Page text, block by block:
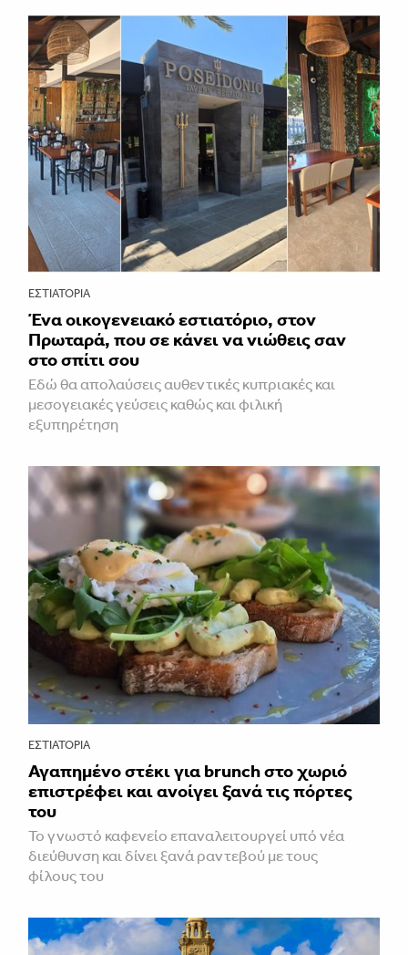
ΕΣΤΙΑΤΌΡΙΑ
Ένα οικογενειακό εστιατόριο, στον
Πρωταρά, που σε κάνει να νιώθεις σαν
στο σπίτι σου
Εδώ θα απολαύσεις αυθεντικές κυπριακές και
μεσογειακές γεύσεις καθώς και φιλική
εξυπηρέτηση
ΕΣΤΙΑΤΌΡΙΑ
Αγαπημένο στέκι για brunch στο χωριό
επιστρέφει και ανοίγει ξανά τις πόρτες
του
Το γνωστό καφενείο επαναλειτουργεί υπό νέα
διεύθυνση και δίνει ξανά ραντεβού με τους
φίλους του